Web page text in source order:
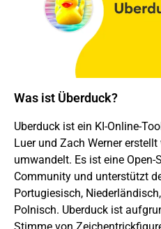
Was ist Überduck?
Uberduck ist ein KI-Online-
Luer und Zach Werner
umwandelt. Es ist eine Open-
Community und unterstützt
Portugiesisch,
Polnisch. Uberduck ist
Stimme von